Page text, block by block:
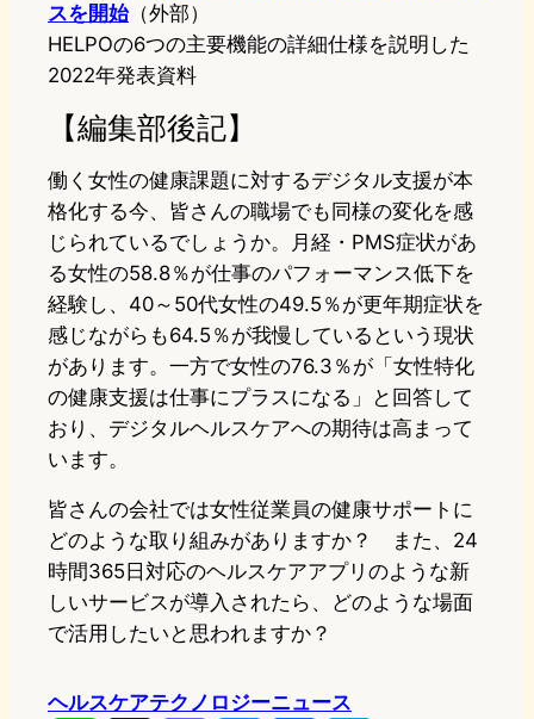
スを開始（外部）
HELPOの6つの主要機能の詳細仕様を説明した
2022年発表資料
【編集部後記】
働く女性の健康課題に対するデジタル支援が本
格化する今、皆さんの職場でも同様の変化を感
じられているでしょうか。月経・PMS症状があ
る女性の58.8％が仕事のパフォーマンス低下を
経験し、40～50代女性の49.5％が更年期症状を
感じながらも64.5％が我慢しているという現状
があります。一方で女性の76.3％が「女性特化
の健康支援は仕事にプラスになる」と回答して
おり、デジタルヘルスケアへの期待は高まって
います。
皆さんの会社では女性従業員の健康サポートに
どのような取り組みがありますか？ また、24
時間365日対応のヘルスケアアプリのような新
しいサービスが導入されたら、どのような場面
で活用したいと思われますか？
ヘルスケアテクノロジーニュース